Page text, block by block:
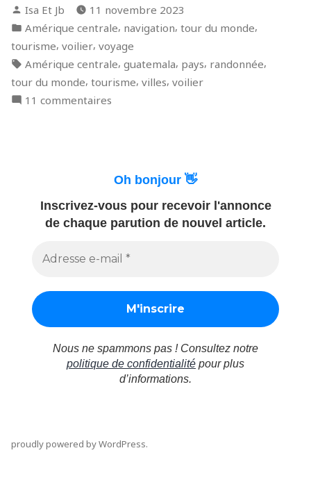
Maverick
en
passant
par
l’incontournable
Posted
by
Isa Et Jb
11 novembre 2023
Posted
in
Amérique centrale, navigation, tour du monde,
tourisme, voilier, voyage
Tags:
Amérique centrale, guatemala, pays, randonnée,
tour du monde, tourisme, villes, voilier
11 commentaires
passant
par
l’incontournable
Antigua
Oh bonjour 👋
Inscrivez-vous pour recevoir l'annonce
de chaque parution de nouvel article.
Nous ne spammons pas ! Consultez notre
politique de confidentialité pour plus
d’informations.
proudly powered by WordPress.